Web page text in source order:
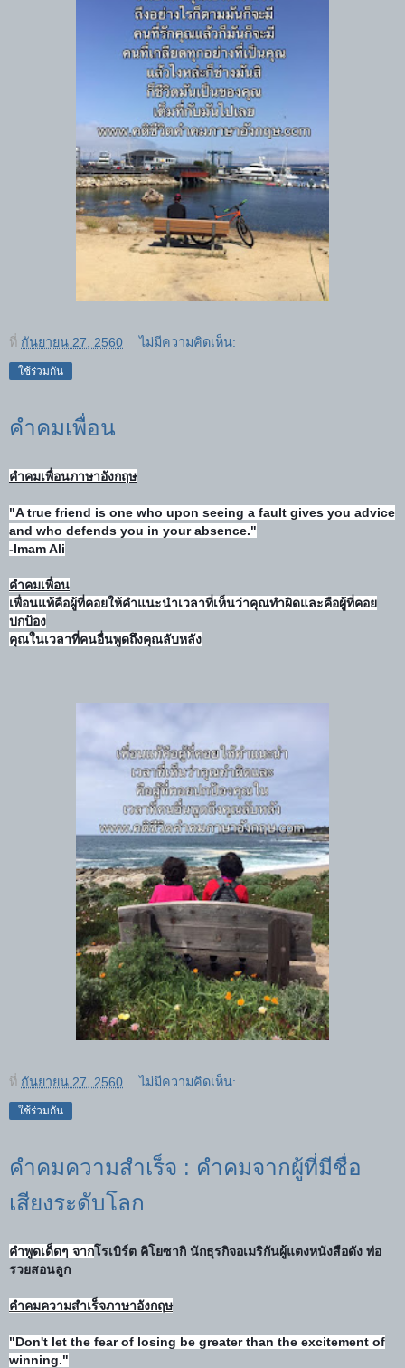
ที่ กันยายน 27, 2560 ไม่มีความคิดเห็น:
ใช้ร่วมกัน
คำคมเพื่อน
คำคมเพื่อนภาษาอังกฤษ
"A true friend is one who upon seeing a fault gives you advice
and who defends you in your absence."
-Imam Ali
คำคมเพื่อน
เพื่อนแท้คือผู้ที่คอยให้คำแนะนำเวลาที่เห็นว่าคุณทำผิดและคือผู้ที่คอย
ปกป้อง
คุณในเวลาที่คนอื่นพูดถึงคุณลับหลัง
ที่ กันยายน 27, 2560 ไม่มีความคิดเห็น:
ใช้ร่วมกัน
คำคมความสำเร็จ : คำคมจากผู้ที่มีชื่อ
เสียงระดับโลก
คำพูดเด็ดๆ จากโรเบิร์ต คิโยซากิ นักธุรกิจอเมริกันผู้แตงหนังสือดัง พ่อ
รวยสอนลูก
คำคมความสำเร็จภาษาอังกฤษ
"Don't let the fear of losing be greater than the excitement of
winning."